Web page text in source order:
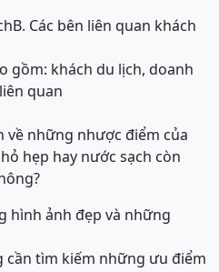
B. Các bên liên quan khách
gồm: khách du lịch, doanh
quan
về những nhược điểm của
hẹp hay nước sạch còn
hình ảnh đẹp và những
cần tìm kiếm những ưu điểm